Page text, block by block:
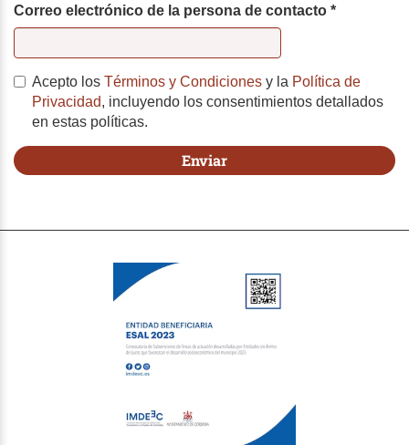
Correo electrónico de la persona de contacto *
Acepto los Términos y Condiciones y la Política de
Privacidad, incluyendo los consentimientos detallados
en estas políticas.
de
Enviar